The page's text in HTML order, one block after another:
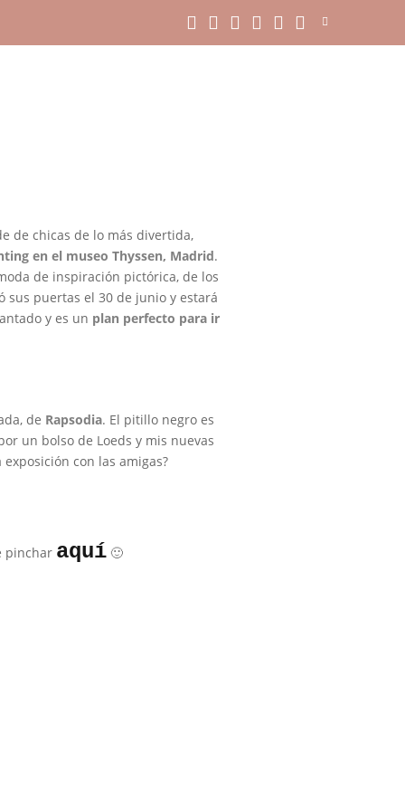
de chicas de lo más divertida,
en el museo Thyssen, Madrid.
de inspiración pictórica, de los
sus puertas el 30 de junio y estará
y es un plan perfecto para ir
de Rapsodia. El pitillo negro es
un bolso de Loeds y mis nuevas
con las amigas?
pinchar aquí 🙂